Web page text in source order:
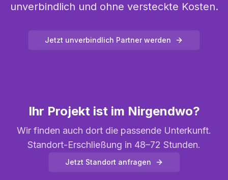
unverbindlich und ohne versteckte Kosten.
Jetzt unverbindlich Partner werden
Ihr Projekt ist im Nirgendwo?
Wir finden auch dort die passende Unterkunft.
Standort-Erschließung in 48–72 Stunden.
Jetzt Standort anfragen